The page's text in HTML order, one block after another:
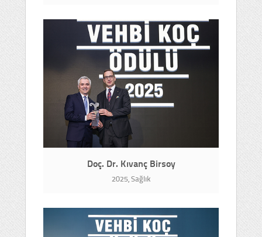
Doç. Dr. Kıvanç Birsoy
2025, Sağlık